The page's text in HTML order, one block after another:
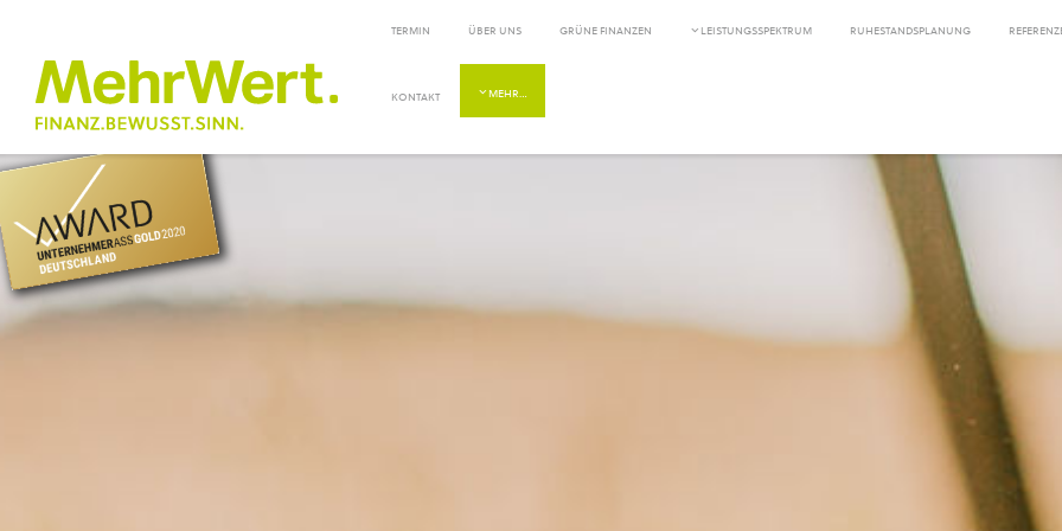
TERMIN ÜBER UNS GRÜNE FINANZEN LEISTUNGSSPEKTRUM RUHESTANDSPLANUNG
KONTAKT MEHR…